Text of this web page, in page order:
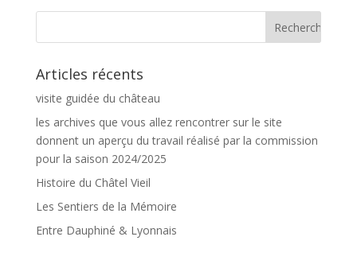
Articles récents
visite guidée du château
les archives que vous allez rencontrer sur le site
donnent un aperçu du travail réalisé par la commission
pour la saison 2024/2025
Histoire du Châtel Vieil
Les Sentiers de la Mémoire
Entre Dauphiné & Lyonnais